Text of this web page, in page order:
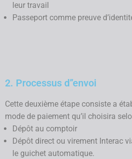
leur travail
Passeport comme preuve
2. Processus d’’envoi
Cette deuxième étape consiste a
mode de paiement qu’il choisira
Dépôt au comptoir
Dépôt direct ou virement Interac
le guichet automatique.